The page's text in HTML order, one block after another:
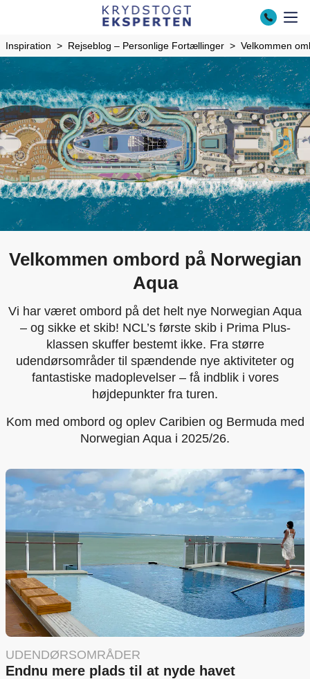
Inspiration Rejseblog – Personlige Fortællinger Velkommen
Velkommen ombord på Norwegian
Aqua
Vi har været ombord på det helt nye Norwegian Aqua
– og sikke et skib! NCL’s første skib i Prima Plus-
klassen skuffer bestemt ikke. Fra større
udendørsområder til spændende nye aktiviteter og
fantastiske madoplevelser – få indblik i vores
højdepunkter fra turen.
Kom med ombord og oplev Caribien og Bermuda med
Norwegian Aqua i 2025/26.
UDENDØRSOMRÅDER
Endnu mere plads til at nyde havet